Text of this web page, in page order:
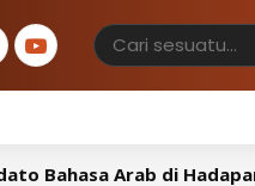
Arab di Hadapan